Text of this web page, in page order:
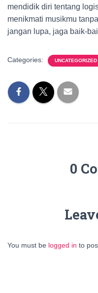
mendidik diri tentang
menikmati musikmu
jangan lupa, jaga baik-
Categories: UNCATEGORIZED
0
You must be logged in to